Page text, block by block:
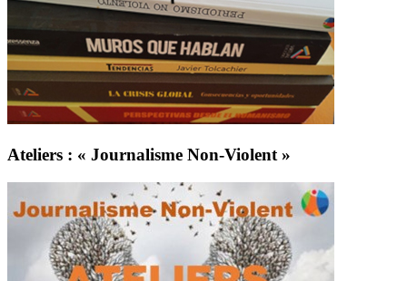
Ateliers : « Journalisme Non-Violent »